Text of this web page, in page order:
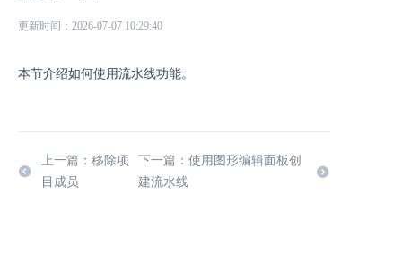
更新时间：2026-07-07 10:29:40
本节介绍如何使用流水线功能。
上一篇：移除项
目成员
下一篇：使用图形编辑面板创
建流水线